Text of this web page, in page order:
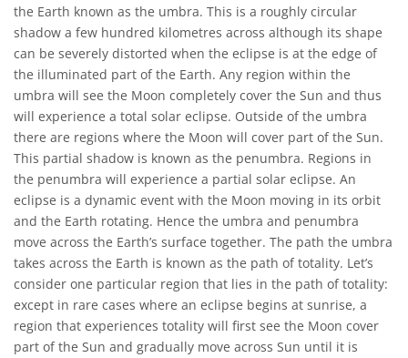
the Earth known as the umbra. This is a roughly circular
shadow a few hundred kilometres across although its shape
can be severely distorted when the eclipse is at the edge of
the illuminated part of the Earth. Any region within the
umbra will see the Moon completely cover the Sun and thus
will experience a total solar eclipse. Outside of the umbra
there are regions where the Moon will cover part of the Sun.
This partial shadow is known as the penumbra. Regions in
the penumbra will experience a partial solar eclipse. An
eclipse is a dynamic event with the Moon moving in its orbit
and the Earth rotating. Hence the umbra and penumbra
move across the Earth’s surface together. The path the umbra
takes across the Earth is known as the path of totality. Let’s
consider one particular region that lies in the path of totality:
except in rare cases where an eclipse begins at sunrise, a
region that experiences totality will first see the Moon cover
part of the Sun and gradually move across Sun until it is